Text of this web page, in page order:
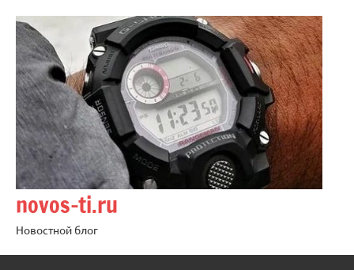
содержимому
novos-ti.ru
Новостной блог